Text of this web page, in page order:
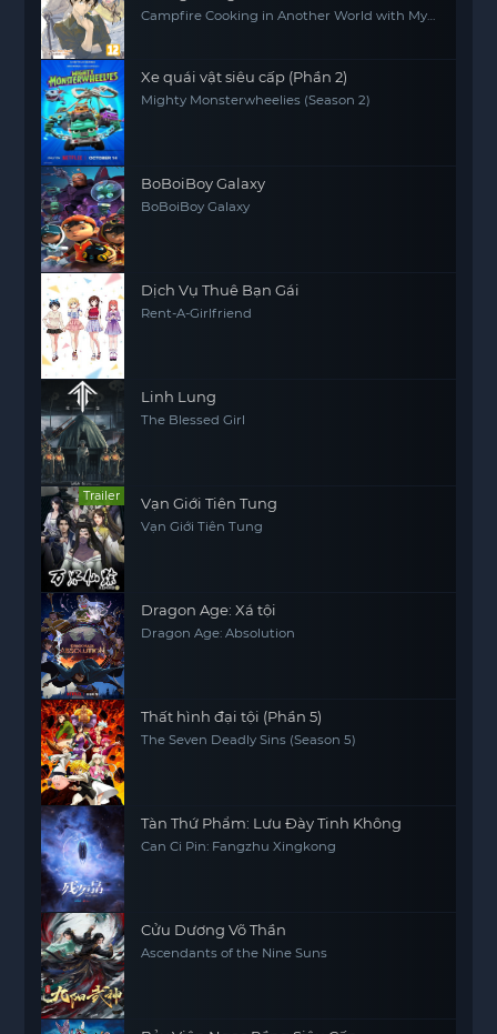
Campfire Cooking in Another World with My
Xe quái vật siêu cấp (Phần 2)
Mighty Monsterwheelies (Season 2)
BoBoiBoy Galaxy
BoBoiBoy Galaxy
Dịch Vụ Thuê Bạn Gái
Rent-A-Girlfriend
Linh Lung
The Blessed Girl
Trailer Vạn Giới Tiên Tung
Vạn Giới Tiên Tung
Dragon Age: Xá tội
Dragon Age: Absolution
Thất hình đại tội (Phần 5)
The Seven Deadly Sins (Season 5)
Tàn Thứ Phẩm: Lưu Đày Tinh Không
Can Ci Pin: Fangzhu Xingkong
Cửu Dương Võ Thần
Ascendants of the Nine Suns